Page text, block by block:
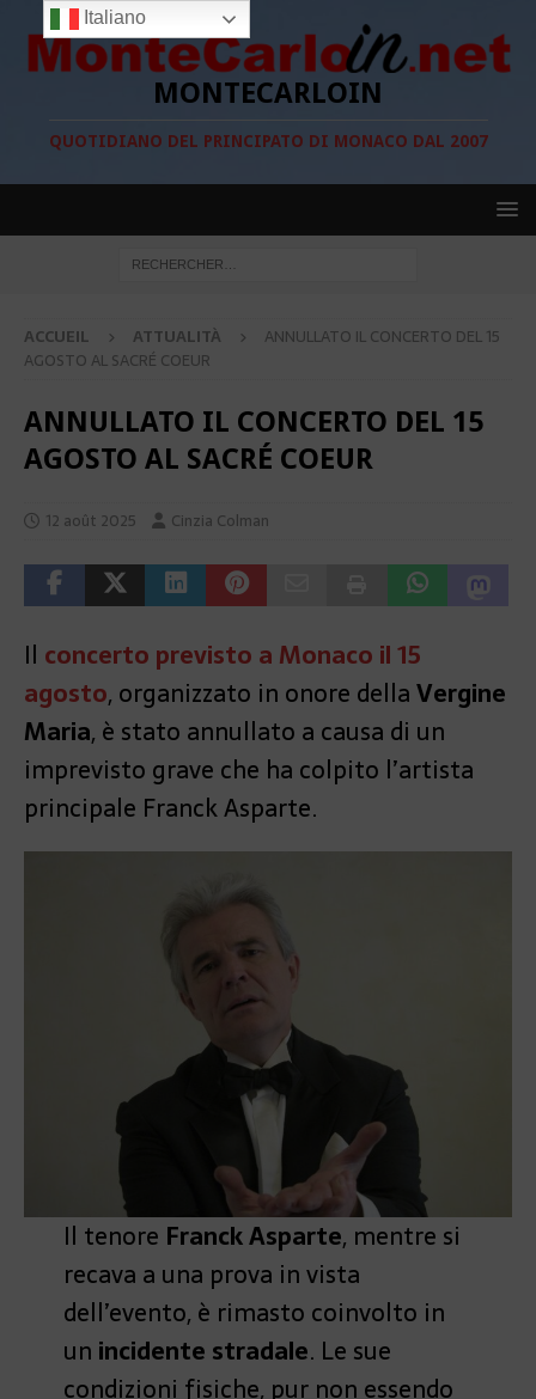
MONTECARLOIN
QUOTIDIANO DEL PRINCIPATO DI MONACO DAL 2007
ACCUEIL ATTUALITÀ
ANNULLATO IL CONCERTO DEL 15
AGOSTO AL SACRÉ COEUR
ANNULLATO IL CONCERTO DEL 15
AGOSTO AL SACRÉ COEUR
12 août 2025 Cinzia Colman
Il concerto previsto a Monaco il15
agosto, organizzato in onore dellaVergine
Maria, è stato annullato a causa di un
imprevisto grave che ha colpito l’artista
principale Franck Asparte.
Il tenore Franck Asparte, mentre si
recava a una prova in vista
dell’evento, è rimasto coinvolto in
un incidente stradale. Le sue
condizioni fisiche, pur non essendo
Italiano